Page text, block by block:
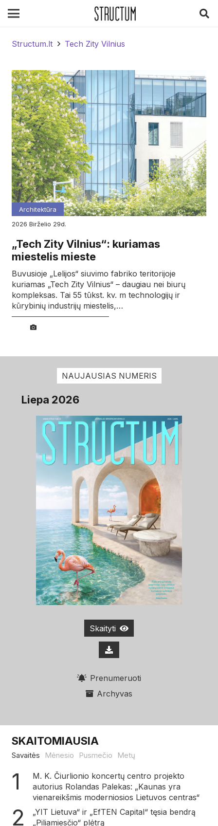
Structum.lt Tech Zity Vilnius
Architektūra
2026
birželio 29d.
„Tech Zity Vilnius“: kuriamas
miestelis mieste
Buvusioje „Lelijos“ siuvimo fabriko teritorijoje
kuriamas „Tech Zity Vilnius“ – daugiau nei biurų
kompleksas. Tai 55 tūkst. kv. m technologijų ir
kūrybinių industrijų miestelis,…
NAUJAUSIAS NUMERIS
Liepa 2026
Skaityti
Prenumeruoti
Archyvas
SKAITOMIAUSIA
Savaitės Mėnesio Pusmečio Metų
M. K. Čiurlionio koncertų centro projekto
autorius Rolandas Palekas: „Kaunas yra
vienareikšmis moderniosios Lietuvos centras“
„YIT Lietuva“ ir „EfTEN Capital“ tęsia bendrą
„Piliamiesčio“ plėtrą